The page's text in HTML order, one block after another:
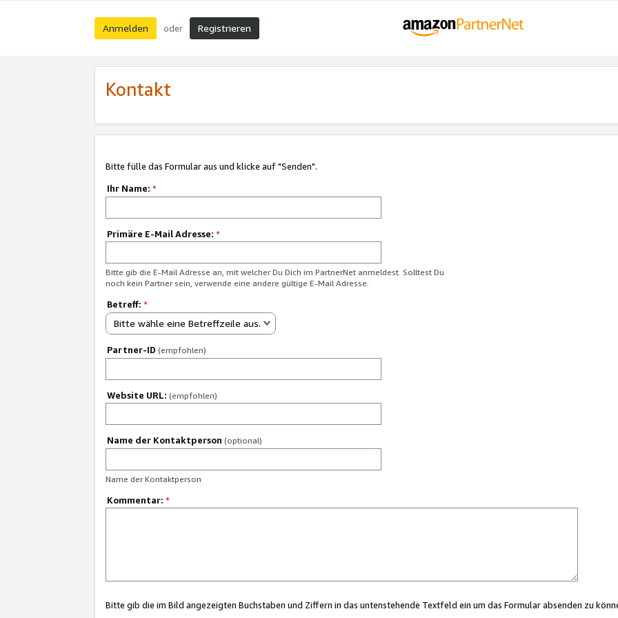
Anmelden oder Registrieren
Kontakt
Bitte fülle das Formular aus und klicke auf "Senden".
Ihr Name: *
Primäre E-Mail Adresse: *
Bitte gib die E-Mail Adresse an, mit welcher Du Dich im PartnerNet anmeldest. Solltest Du
noch kein Partner sein, verwende eine andere gültige E-Mail Adresse.
Betreff: *
Bitte wähle eine Betreffzeile aus.
Partner-ID (empfohlen)
Website URL: (empfohlen)
Name der Kontaktperson (optional)
Name der Kontaktperson
Kommentar: *
Bitte gib die im Bild angezeigten Buchstaben und Ziffern in das untenstehende Textfeld ein um das Formular absenden zu